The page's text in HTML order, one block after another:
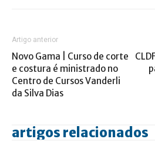
Artigo anterior
Novo Gama | Curso de corte
e costura é ministrado no
Centro de Cursos Vanderli
da Silva Dias
artigos relacionados